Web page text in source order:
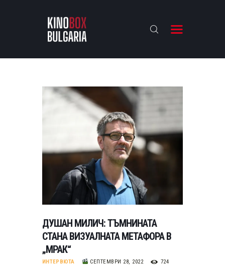
KINOBOX BULGARIA
АНАЛИЗИ
БАХТИ НАГРАДИТЕ
ЗА НАС
ДУШАН МИЛИЧ: ТЪМНИНАТА
СТАНА ВИЗУАЛНАТА МЕТАФОРА В
„МРАК“
ИНТЕРВЮТА СЕПТЕМВРИ 28, 2022
724